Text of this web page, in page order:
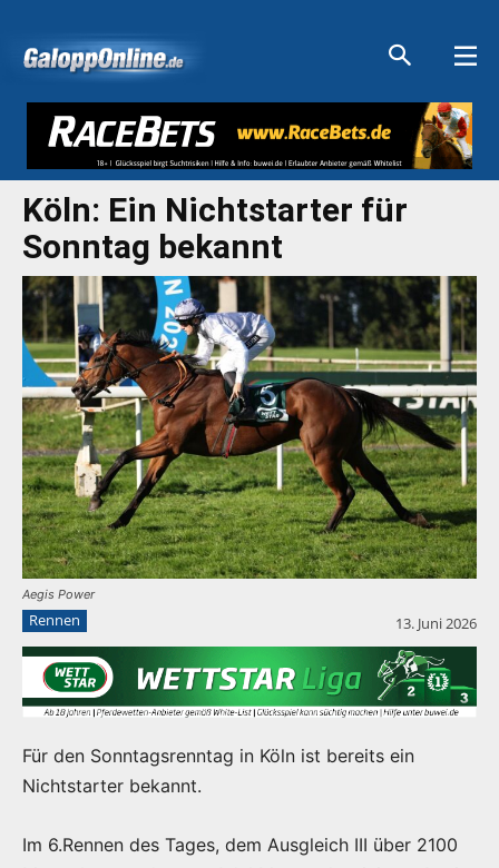
Köln: Ein Nichtstarter für
Sonntag bekannt
Aegis Power
Rennen 13. Juni 2026
Für den Sonntagsrenntag in Köln ist bereits ein
Nichtstarter bekannt.
Im 6.Rennen des Tages, dem Ausgleich III über 2100